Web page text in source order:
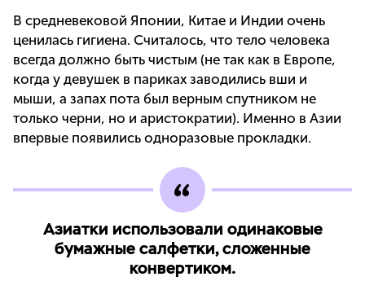
В средневековой Японии, Китае и Индии очень
ценилась гигиена. Считалось, что тело человека
всегда должно быть чистым (не так как в Европе,
когда у девушек в париках заводились вши и
мыши, а запах пота был верным спутником не
только черни, но и аристократии). Именно в Азии
впервые появились одноразовые прокладки.
Азиатки использовали одинаковые
бумажные салфетки, сложенные
конвертиком.